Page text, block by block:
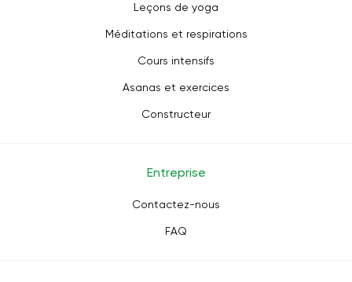
Leçons de yoga
Méditations et respirations
Cours intensifs
Asanas et exercices
Constructeur
Entreprise
Contactez-nous
FAQ